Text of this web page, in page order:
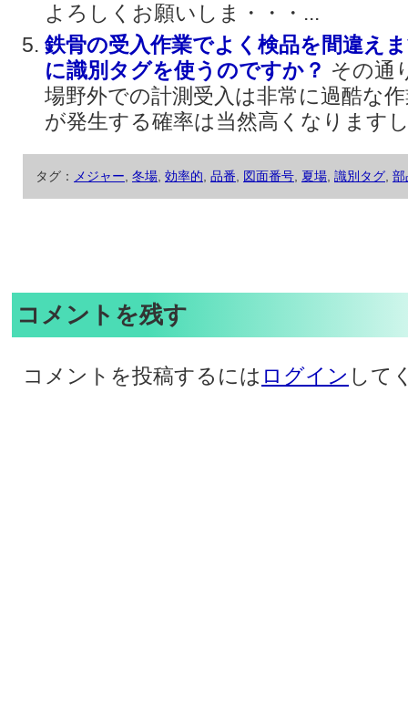
よろしくお願いしま・・・...
鉄骨の受入作業でよく検品を間違え
に識別タグを使うのですか？ その通
場野外での計測受入は非常に過酷な
が発生する確率は当然高くなります
タグ： メジャー 冬場 効率的 品番 図面番号 夏場 識別タグ 部
コメントを残す
コメントを投稿するには ログイン して